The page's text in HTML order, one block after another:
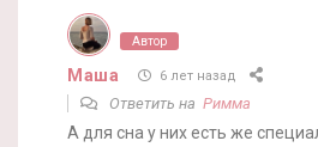
Автор
Маша 6 лет назад
Ответить на Римма
А для сна у них есть же